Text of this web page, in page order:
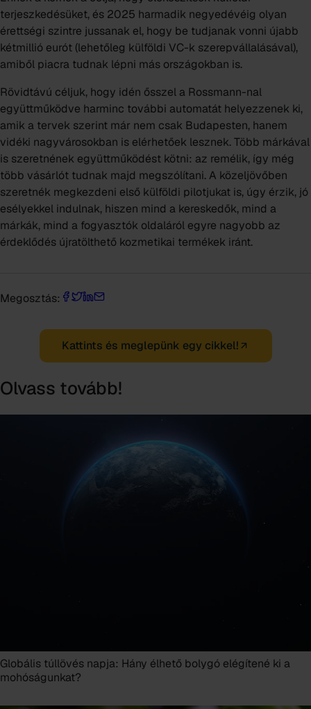
terjeszkedésüket, és 2025 harmadik negyedévéig olyan
érettségi szintre jussanak el, hogy be tudjanak vonni újabb
kétmillió eurót (lehetőleg külföldi VC-k szerepvállalásával),
amiből piacra tudnak lépni más országokban is.
Rövidtávú céljuk, hogy idén ősszel a Rossmann-nal
együttműködve harminc további automatát helyezzenek ki,
amik a tervek szerint már nem csak Budapesten, hanem
vidéki nagyvárosokban is elérhetőek lesznek. Több márkával
is szeretnének együttműködést kötni: az remélik, így még
több vásárlót tudnak majd megszólítani. A közeljövőben
szeretnék megkezdeni első külföldi pilotjukat is, úgy érzik, jó
esélyekkel indulnak, hiszen mind a kereskedők, mind a
márkák, mind a fogyasztók oldaláról egyre nagyobb az
érdeklődés újratölthető kozmetikai termékek iránt.
Megosztás:
Kattints és meglepünk egy cikkel!
Olvass tovább!
Globális túllövés napja: Hány élhető bolygó elégítené ki a
mohóságunkat?